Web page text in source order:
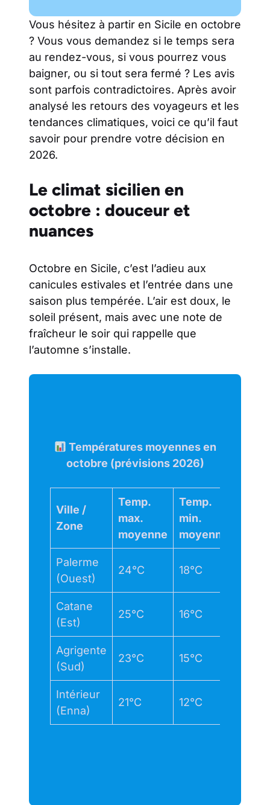
Vous hésitez à partir en Sicile en octobre
? Vous vous demandez si le temps sera
au rendez-vous, si vous pourrez vous
baigner, ou si tout sera fermé ? Les avis
sont parfois contradictoires. Après avoir
analysé les retours des voyageurs et les
tendances climatiques, voici ce qu’il faut
savoir pour prendre votre décision en
2026.
Le climat sicilien en
octobre : douceur et
nuances
Octobre en Sicile, c’est l’adieu aux
canicules estivales et l’entrée dans une
saison plus tempérée. L’air est doux, le
soleil présent, mais avec une note de
fraîcheur le soir qui rappelle que
l’automne s’installe.
Températures moyennes en
octobre (prévisions 2026)
Ville /
Zone
Temp.
max.
moyenne
Temp.
min.
moyenne
Palerme
(Ouest)
24°C 18°C
Catane
(Est)
25°C 16°C
Agrigente
(Sud)
23°C 15°C
Intérieur
(Enna)
21°C 12°C